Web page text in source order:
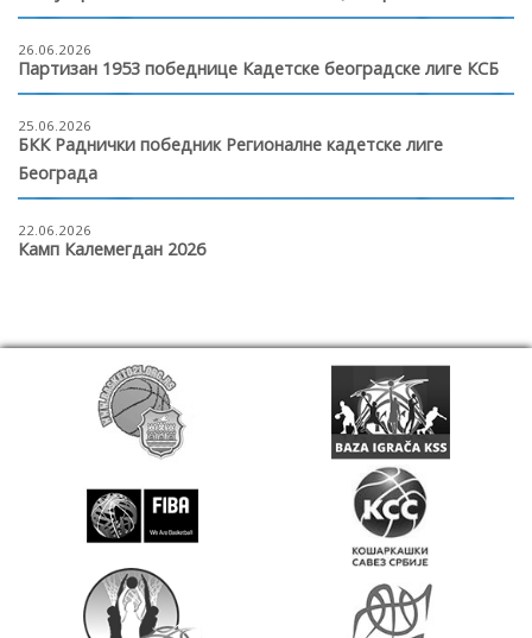
26.06.2026
Партизан 1953 победнице Кадетске београдске лиге КСБ
25.06.2026
БКК Раднички победник Регионалне кадетске лиге
Београда
22.06.2026
Камп Калемегдан 2026